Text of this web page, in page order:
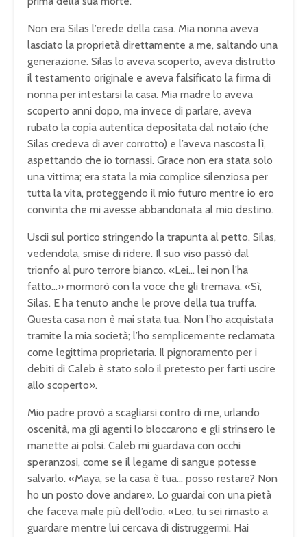
Non era Silas l’erede della casa. Mia nonna aveva
lasciato la proprietà direttamente a me, saltando una
generazione. Silas lo aveva scoperto, aveva distrutto
il testamento originale e aveva falsificato la firma di
nonna per intestarsi la casa. Mia madre lo aveva
scoperto anni dopo, ma invece di parlare, aveva
rubato la copia autentica depositata dal notaio (che
Silas credeva di aver corrotto) e l’aveva nascosta lì,
aspettando che io tornassi. Grace non era stata solo
una vittima; era stata la mia complice silenziosa per
tutta la vita, proteggendo il mio futuro mentre io ero
convinta che mi avesse abbandonata al mio destino.
Uscii sul portico stringendo la trapunta al petto. Silas,
vedendola, smise di ridere. Il suo viso passò dal
trionfo al puro terrore bianco. «Lei… lei non l’ha
fatto…» mormorò con la voce che gli tremava. «Sì,
Silas. E ha tenuto anche le prove della tua truffa.
Questa casa non è mai stata tua. Non l’ho acquistata
tramite la mia società; l’ho semplicemente reclamata
come legittima proprietaria. Il pignoramento per i
debiti di Caleb è stato solo il pretesto per farti uscire
allo scoperto».
Mio padre provò a scagliarsi contro di me, urlando
oscenità, ma gli agenti lo bloccarono e gli strinsero le
manette ai polsi. Caleb mi guardava con occhi
speranzosi, come se il legame di sangue potesse
salvarlo. «Maya, se la casa è tua… posso restare? Non
ho un posto dove andare». Lo guardai con una pietà
che faceva male più dell’odio. «Leo, tu sei rimasto a
guardare mentre lui cercava di distruggermi. Hai